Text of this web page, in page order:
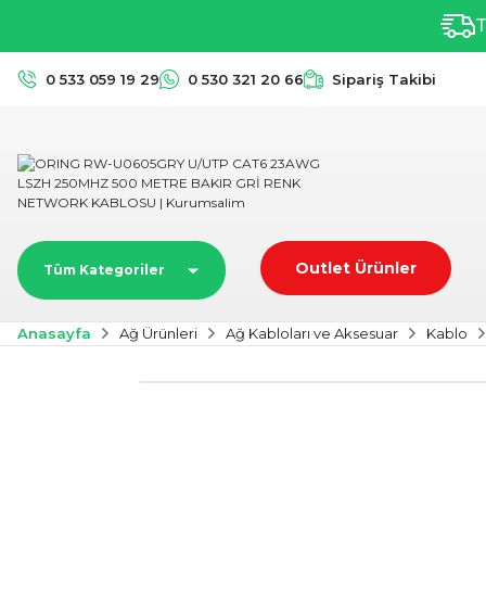
0 533 059 19 29 0 530 321 20 66 Sipariş Takibi
Tüm Kategoriler Outlet Ürünler
Anasayfa Ağ Ürünleri Ağ Kabloları ve Aksesuar Kablo